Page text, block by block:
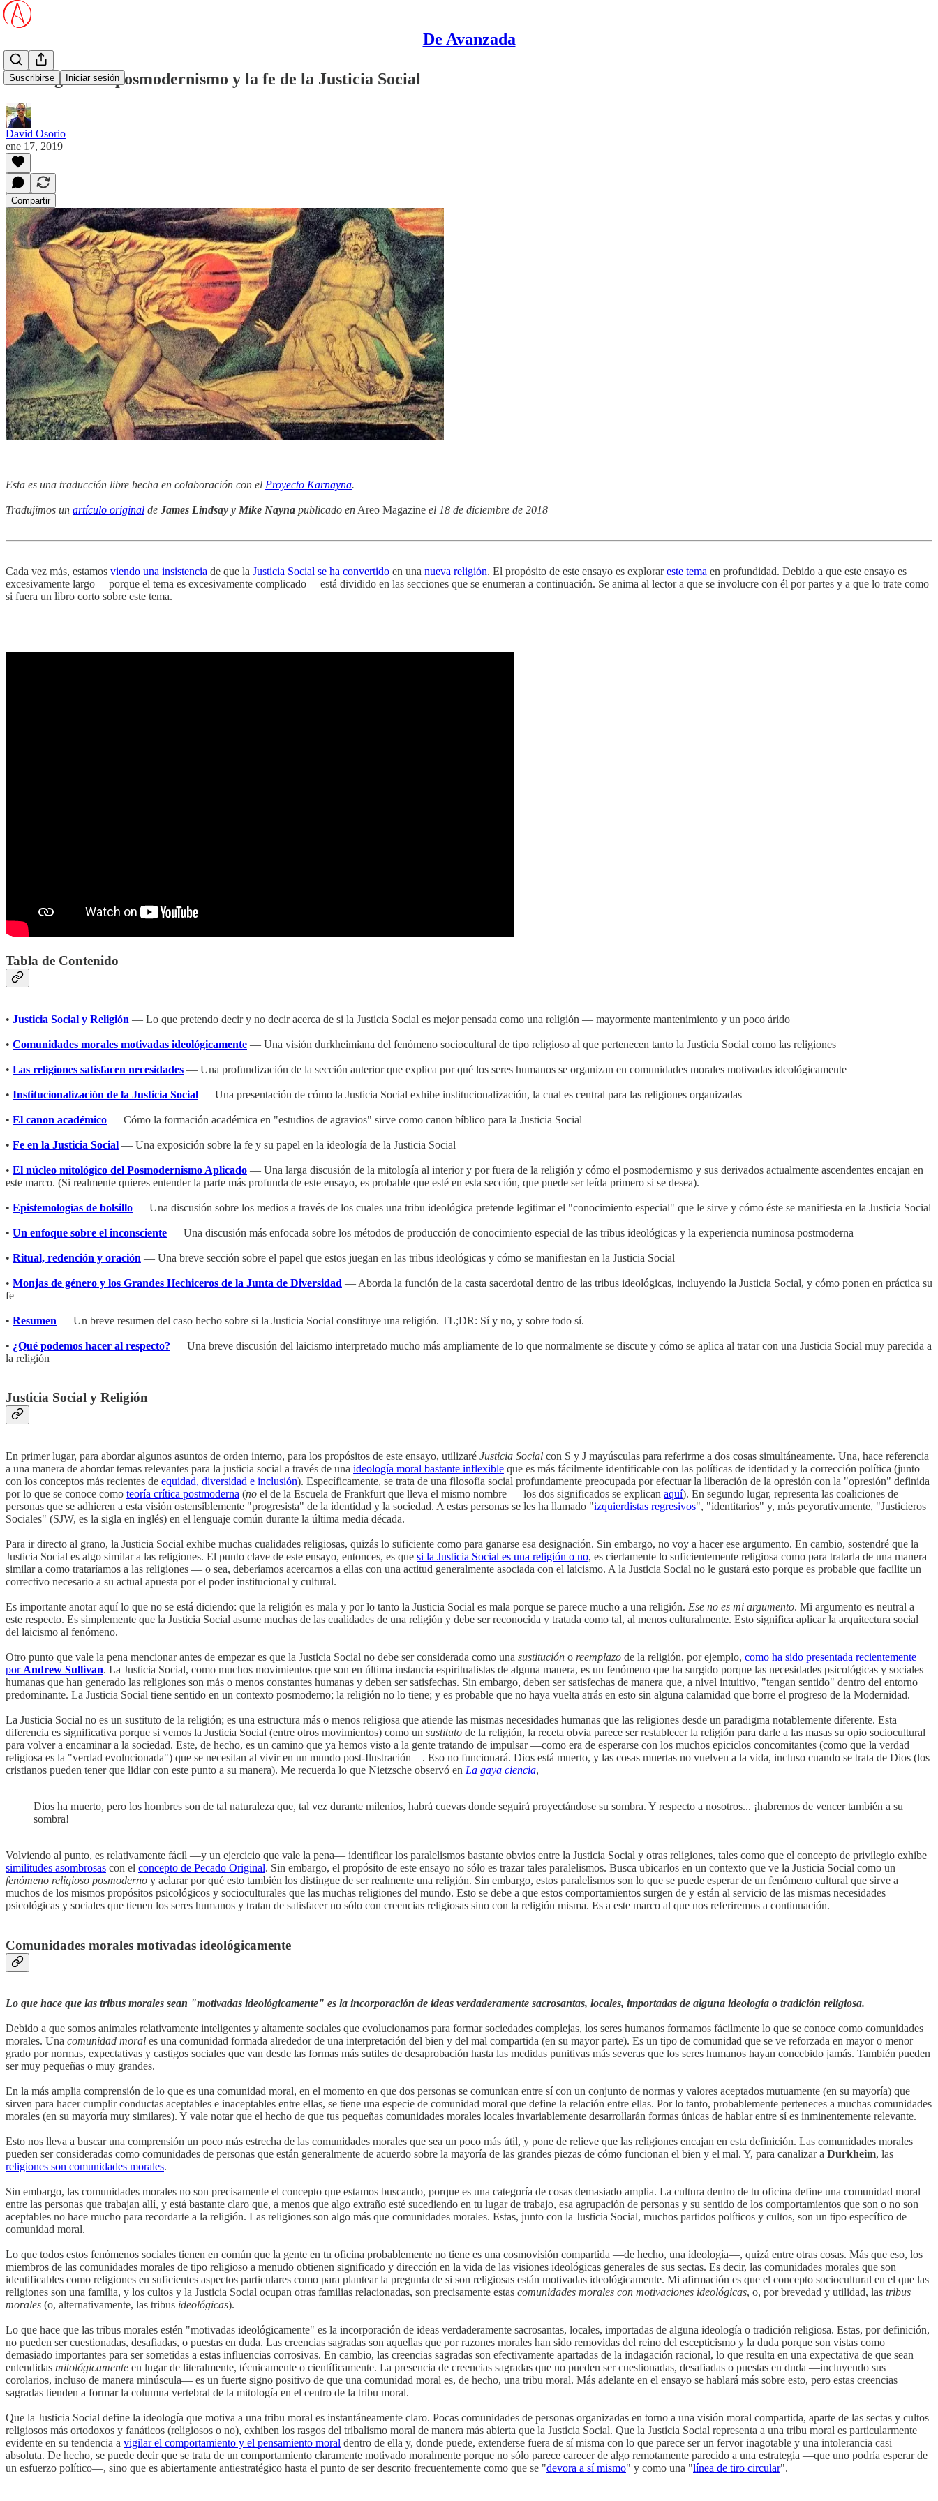
De Avanzada
Suscribirse Iniciar sesión
La religión del posmodernismo y la fe de la Justicia Social
David Osorio
ene 17, 2019
Compartir
Esta es una traducción libre hecha en colaboración con el Proyecto Karnayna.
Tradujimos un artículo original de James Lindsay y Mike Nayna publicado en Areo Magazine el 18 de diciembre de 2018
Cada vez más, estamos viendo una insistencia de que la Justicia Social se ha convertido en una nueva religión. El propósito de este ensayo es explorareste tema en profundidad. Debido a que este ensayo es
excesivamente largo —porque el tema es excesivamente complicado— está dividido en las secciones que se enumeran a continuación. Se anima al lector a que se involucre con él por partes y a que lo trate como
si fuera un libro corto sobre este tema.
Tabla de Contenido
• Justicia Social y Religión — Lo que pretendo decir y no decir acerca de si la Justicia Social es mejor pensada como una religión — mayormente mantenimiento y un poco árido
• Comunidades morales motivadas ideológicamente — Una visión durkheimiana del fenómeno sociocultural de tipo religioso al que pertenecen tanto la Justicia Social como las religiones
• Las religiones satisfacen necesidades — Una profundización de la sección anterior que explica por qué los seres humanos se organizan en comunidades morales motivadas ideológicamente
• Institucionalización de la Justicia Social — Una presentación de cómo la Justicia Social exhibe institucionalización, la cual es central para las religiones organizadas
• El canon académico — Cómo la formación académica en "estudios de agravios" sirve como canon bíblico para la Justicia Social
• Fe en la Justicia Social — Una exposición sobre la fe y su papel en la ideología de la Justicia Social
• El núcleo mitológico del Posmodernismo Aplicado — Una larga discusión de la mitología al interior y por fuera de la religión y cómo el posmodernismo y sus derivados actualmente ascendentes encajan en
este marco. (Si realmente quieres entender la parte más profunda de este ensayo, es probable que esté en esta sección, que puede ser leída primero si se desea).
• Epistemologías de bolsillo — Una discusión sobre los medios a través de los cuales una tribu ideológica pretende legitimar el "conocimiento especial" que le sirve y cómo éste se manifiesta en la Justicia Social
• Un enfoque sobre el inconsciente — Una discusión más enfocada sobre los métodos de producción de conocimiento especial de las tribus ideológicas y la experiencia numinosa postmoderna
• Ritual, redención y oración — Una breve sección sobre el papel que estos juegan en las tribus ideológicas y cómo se manifiestan en la Justicia Social
• Monjas de género y los Grandes Hechiceros de la Junta de Diversidad — Aborda la función de la casta sacerdotal dentro de las tribus ideológicas, incluyendo la Justicia Social, y cómo ponen en práctica su
fe
• Resumen — Un breve resumen del caso hecho sobre si la Justicia Social constituye una religión. TL;DR: Sí y no, y sobre todo sí.
• ¿Qué podemos hacer al respecto? — Una breve discusión del laicismo interpretado mucho más ampliamente de lo que normalmente se discute y cómo se aplica al tratar con una Justicia Social muy parecida a
la religión
Justicia Social y Religión
En primer lugar, para abordar algunos asuntos de orden interno, para los propósitos de este ensayo, utilizaré Justicia Social con S y J mayúsculas para referirme a dos cosas simultáneamente. Una, hace referencia
a una manera de abordar temas relevantes para la justicia social a través de una ideología moral bastante inflexible que es más fácilmente identificable con las políticas de identidad y la corrección política (junto
con los conceptos más recientes de equidad, diversidad e inclusión). Específicamente, se trata de una filosofía social profundamente preocupada por efectuar la liberación de la opresión con la "opresión" definida
por lo que se conoce como teoría crítica postmoderna (no el de la Escuela de Frankfurt que lleva el mismo nombre — los dos significados se explican aquí). En segundo lugar, representa las coaliciones de
personas que se adhieren a esta visión ostensiblemente "progresista" de la identidad y la sociedad. A estas personas se les ha llamado "izquierdistas regresivos", "identitarios" y, más peyorativamente, "Justicieros
Sociales" (SJW, es la sigla en inglés) en el lenguaje común durante la última media década.
Para ir directo al grano, la Justicia Social exhibe muchas cualidades religiosas, quizás lo suficiente como para ganarse esa designación. Sin embargo, no voy a hacer ese argumento. En cambio, sostendré que la
Justicia Social es algo similar a las religiones. El punto clave de este ensayo, entonces, es que si la Justicia Social es una religión o no, es ciertamente lo suficientemente religiosa como para tratarla de una manera
similar a como trataríamos a las religiones — o sea, deberíamos acercarnos a ellas con una actitud generalmente asociada con el laicismo. A la Justicia Social no le gustará esto porque es probable que facilite un
correctivo necesario a su actual apuesta por el poder institucional y cultural.
Es importante anotar aquí lo que no se está diciendo: que la religión es mala y por lo tanto la Justicia Social es mala porque se parece mucho a una religión. Ese no es mi argumento. Mi argumento es neutral a
este respecto. Es simplemente que la Justicia Social asume muchas de las cualidades de una religión y debe ser reconocida y tratada como tal, al menos culturalmente. Esto significa aplicar la arquitectura social
del laicismo al fenómeno.
Otro punto que vale la pena mencionar antes de empezar es que la Justicia Social no debe ser considerada como una sustitución o reemplazo de la religión, por ejemplo, como ha sido presentada recientemente
por Andrew Sullivan. La Justicia Social, como muchos movimientos que son en última instancia espiritualistas de alguna manera, es un fenómeno que ha surgido porque las necesidades psicológicas y sociales
humanas que han generado las religiones son más o menos constantes humanas y deben ser satisfechas. Sin embargo, deben ser satisfechas de manera que, a nivel intuitivo, "tengan sentido" dentro del entorno
predominante. La Justicia Social tiene sentido en un contexto posmoderno; la religión no lo tiene; y es probable que no haya vuelta atrás en esto sin alguna calamidad que borre el progreso de la Modernidad.
La Justicia Social no es un sustituto de la religión; es una estructura más o menos religiosa que atiende las mismas necesidades humanas que las religiones desde un paradigma notablemente diferente. Esta
diferencia es significativa porque si vemos la Justicia Social (entre otros movimientos) como un sustituto de la religión, la receta obvia parece ser restablecer la religión para darle a las masas su opio sociocultural
para volver a encaminar a la sociedad. Este, de hecho, es un camino que ya hemos visto a la gente tratando de impulsar ―como era de esperarse con los muchos epiciclos concomitantes (como que la verdad
religiosa es la "verdad evolucionada") que se necesitan al vivir en un mundo post-Ilustración―. Eso no funcionará. Dios está muerto, y las cosas muertas no vuelven a la vida, incluso cuando se trata de Dios (los
cristianos pueden tener que lidiar con este punto a su manera). Me recuerda lo que Nietzsche observó en La gaya ciencia,
Dios ha muerto, pero los hombres son de tal naturaleza que, tal vez durante milenios, habrá cuevas donde seguirá proyectándose su sombra. Y respecto a nosotros... ¡habremos de vencer también a su
sombra!
Volviendo al punto, es relativamente fácil ―y un ejercicio que vale la pena― identificar los paralelismos bastante obvios entre la Justicia Social y otras religiones, tales como que el concepto de privilegio exhibe
similitudes asombrosas con el concepto de Pecado Original. Sin embargo, el propósito de este ensayo no sólo es trazar tales paralelismos. Busca ubicarlos en un contexto que ve la Justicia Social como un
fenómeno religioso posmoderno y aclarar por qué esto también los distingue de ser realmente una religión. Sin embargo, estos paralelismos son lo que se puede esperar de un fenómeno cultural que sirve a
muchos de los mismos propósitos psicológicos y socioculturales que las muchas religiones del mundo. Esto se debe a que estos comportamientos surgen de y están al servicio de las mismas necesidades
psicológicas y sociales que tienen los seres humanos y tratan de satisfacer no sólo con creencias religiosas sino con la religión misma. Es a este marco al que nos referiremos a continuación.
Comunidades morales motivadas ideológicamente
Lo que hace que las tribus morales sean "motivadas ideológicamente" es la incorporación de ideas verdaderamente sacrosantas, locales, importadas de alguna ideología o tradición religiosa.
Debido a que somos animales relativamente inteligentes y altamente sociales que evolucionamos para formar sociedades complejas, los seres humanos formamos fácilmente lo que se conoce como comunidades
morales. Una comunidad moral es una comunidad formada alrededor de una interpretación del bien y del mal compartida (en su mayor parte). Es un tipo de comunidad que se ve reforzada en mayor o menor
grado por normas, expectativas y castigos sociales que van desde las formas más sutiles de desaprobación hasta las medidas punitivas más severas que los seres humanos hayan concebido jamás. También pueden
ser muy pequeñas o muy grandes.
En la más amplia comprensión de lo que es una comunidad moral, en el momento en que dos personas se comunican entre sí con un conjunto de normas y valores aceptados mutuamente (en su mayoría) que
sirven para hacer cumplir conductas aceptables e inaceptables entre ellas, se tiene una especie de comunidad moral que define la relación entre ellas. Por lo tanto, probablemente perteneces a muchas comunidades
morales (en su mayoría muy similares). Y vale notar que el hecho de que tus pequeñas comunidades morales locales invariablemente desarrollarán formas únicas de hablar entre sí es inminentemente relevante.
Esto nos lleva a buscar una comprensión un poco más estrecha de las comunidades morales que sea un poco más útil, y pone de relieve que las religiones encajan en esta definición. Las comunidades morales
pueden ser consideradas como comunidades de personas que están generalmente de acuerdo sobre la mayoría de las grandes piezas de cómo funcionan el bien y el mal. Y, para canalizar a Durkheim, las
religiones son comunidades morales.
Sin embargo, las comunidades morales no son precisamente el concepto que estamos buscando, porque es una categoría de cosas demasiado amplia. La cultura dentro de tu oficina define una comunidad moral
entre las personas que trabajan allí, y está bastante claro que, a menos que algo extraño esté sucediendo en tu lugar de trabajo, esa agrupación de personas y su sentido de los comportamientos que son o no son
aceptables no hace mucho para recordarte a la religión. Las religiones son algo más que comunidades morales. Estas, junto con la Justicia Social, muchos partidos políticos y cultos, son un tipo específico de
comunidad moral.
Lo que todos estos fenómenos sociales tienen en común que la gente en tu oficina probablemente no tiene es una cosmovisión compartida ―de hecho, una ideología―, quizá entre otras cosas. Más que eso, los
miembros de las comunidades morales de tipo religioso a menudo obtienen significado y dirección en la vida de las visiones ideológicas generales de sus sectas. Es decir, las comunidades morales que son
identificables como religiones en suficientes aspectos particulares como para plantear la pregunta de si son religiosas están motivadas ideológicamente. Mi afirmación es que el concepto sociocultural en el que las
religiones son una familia, y los cultos y la Justicia Social ocupan otras familias relacionadas, son precisamente estas comunidades morales con motivaciones ideológicas, o, por brevedad y utilidad, las tribus
morales (o, alternativamente, las tribus ideológicas).
Lo que hace que las tribus morales estén "motivadas ideológicamente" es la incorporación de ideas verdaderamente sacrosantas, locales, importadas de alguna ideología o tradición religiosa. Estas, por definición,
no pueden ser cuestionadas, desafiadas, o puestas en duda. Las creencias sagradas son aquellas que por razones morales han sido removidas del reino del escepticismo y la duda porque son vistas como
demasiado importantes para ser sometidas a estas influencias corrosivas. En cambio, las creencias sagradas son efectivamente apartadas de la indagación racional, lo que resulta en una expectativa de que sean
entendidas mitológicamente en lugar de literalmente, técnicamente o científicamente. La presencia de creencias sagradas que no pueden ser cuestionadas, desafiadas o puestas en duda ―incluyendo sus
corolarios, incluso de manera minúscula― es un fuerte signo positivo de que una comunidad moral es, de hecho, una tribu moral. Más adelante en el ensayo se hablará más sobre esto, pero estas creencias
sagradas tienden a formar la columna vertebral de la mitología en el centro de la tribu moral.
Que la Justicia Social define la ideología que motiva a una tribu moral es instantáneamente claro. Pocas comunidades de personas organizadas en torno a una visión moral compartida, aparte de las sectas y cultos
religiosos más ortodoxos y fanáticos (religiosos o no), exhiben los rasgos del tribalismo moral de manera más abierta que la Justicia Social. Que la Justicia Social representa a una tribu moral es particularmente
evidente en su tendencia a vigilar el comportamiento y el pensamiento moral dentro de ella y, donde puede, extenderse fuera de sí misma con lo que parece ser un fervor inagotable y una intolerancia casi
absoluta. De hecho, se puede decir que se trata de un comportamiento claramente motivado moralmente porque no sólo parece carecer de algo remotamente parecido a una estrategia ―que uno podría esperar de
un esfuerzo político―, sino que es abiertamente antiestratégico hasta el punto de ser descrito frecuentemente como que se "devora a sí mismo" y como una "línea de tiro circular".